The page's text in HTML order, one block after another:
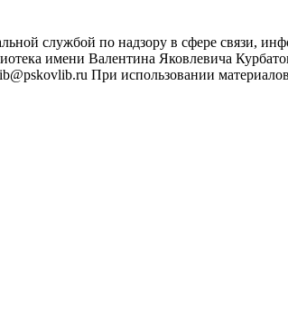
службой по надзору в сфере связи,
имени Валентина Яковлевича
При использовании